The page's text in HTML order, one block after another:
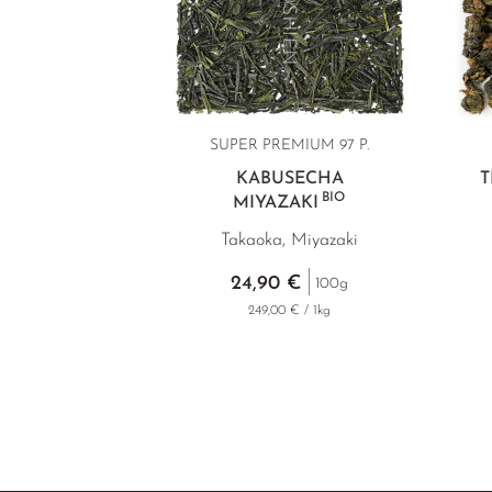
SUPER PREMIUM 97 P.
KABUSECHA
MIYAZAKI
BIO
Takaoka, Miyazaki
24,90 € 100g
249,00 € / 1kg